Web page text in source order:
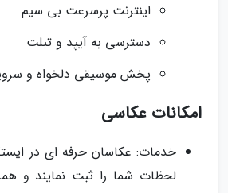
اینترنت پرسرعت بی سیم
دسترسی به آیپد و تبلت
پخش موسیقی دلخواه و
امکانات عکاسی
خدمات: عکاسان حرفه ای در
لحظات شما را ثبت نمایند و